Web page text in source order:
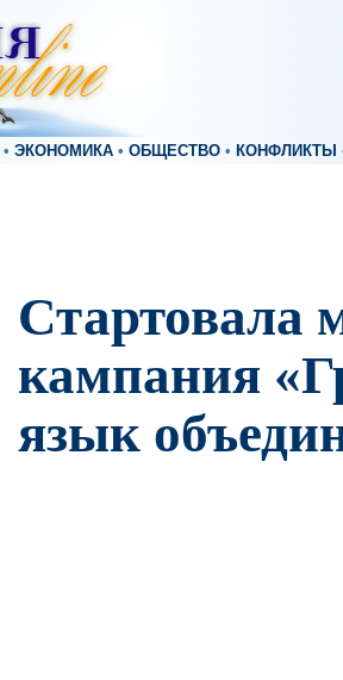
• ЭКОНОМИКА • ОБЩЕСТВО • КОНФЛИКТЫ
Стартовала
кампания
язык